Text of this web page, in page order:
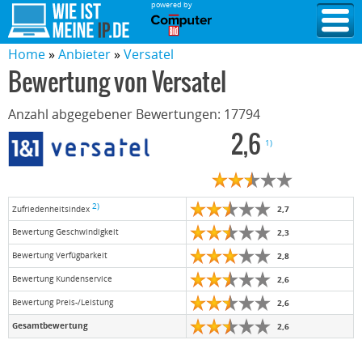
powered by
Home Anbieter Versatel
Bewertung vonVersatel
Anzahl abgegebener Bewertungen: 17794
2,6 1)
Zufriedenheitsindex 2) 2,7
Bewertung Geschwindigkeit 2,3
Bewertung Verfügbarkeit 2,8
Bewertung Kundenservice 2,6
Bewertung Preis-/Leistung 2,6
Gesamtbewertung 2,6